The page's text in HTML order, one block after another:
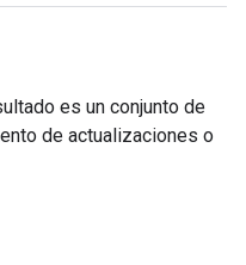
es un conjunto de
de actualizaciones o